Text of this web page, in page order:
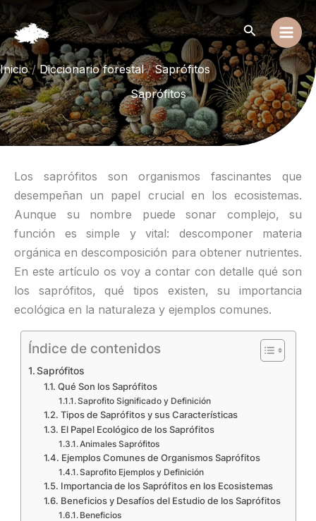
al
contenido
Buscar
Inicio Diccionario forestal
Saprófitos
Saprófitos
Los saprófitos son organismos fascinantes que
desempeñan un papel crucial en los ecosistemas.
Aunque su nombre puede sonar complejo, su
función es simple y vital: descomponer materia
orgánica en descomposición para obtener nutrientes.
En este artículo os voy a contar con detalle qué son
los saprófitos, qué tipos existen, su importancia
ecológica en la naturaleza y ejemplos comunes.
Índice de contenidos
Saprófitos
Qué Son los Saprófitos
Saprofito Significado y Definición
Tipos de Saprófitos y sus Características
El Papel Ecológico de los Saprófitos
Animales Saprófitos
Ejemplos Comunes de Organismos Saprófitos
Saprofito Ejemplos y Definición
Importancia de los Saprófitos en los Ecosistemas
Beneficios y Desafíos del Estudio de los Saprófitos
Beneficios